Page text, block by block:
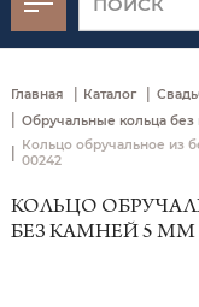
Главная | Каталог |
Обручальные кольца без
|
Кольцо обручальное из
00242
КОЛЬЦО
БЕЗ КАМНЕЙ 5 ММ